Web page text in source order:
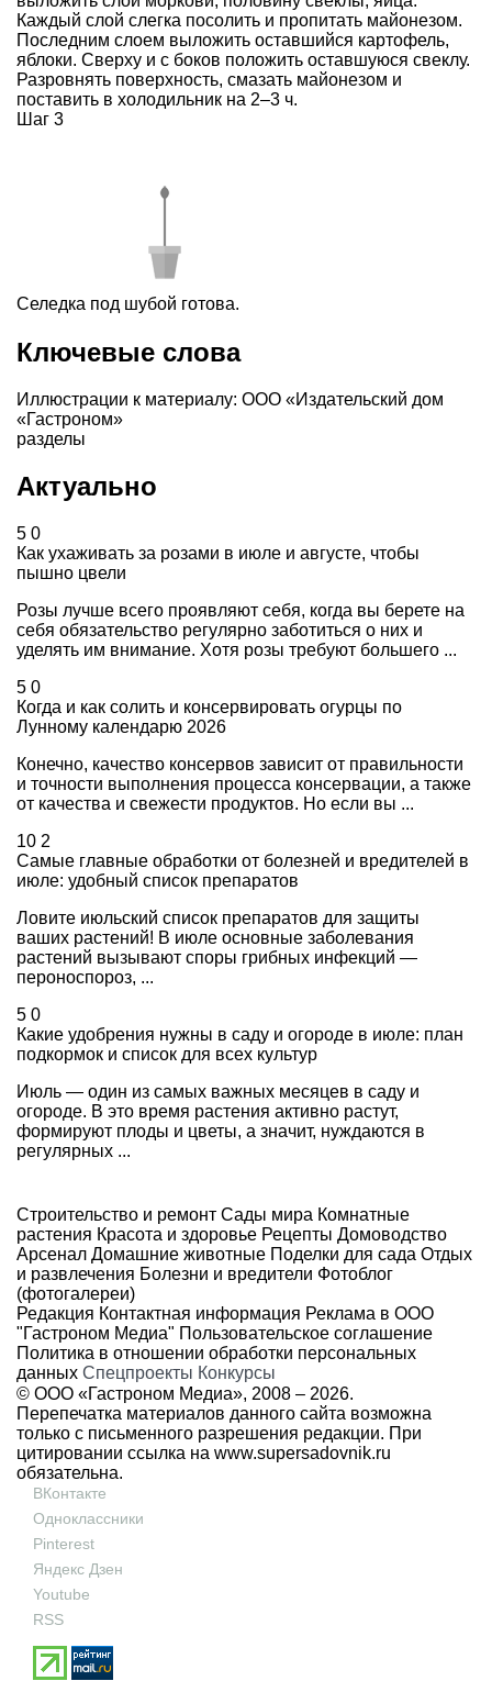
Каждый слой слегка посолить и пропитать майонезом.
Последним слоем выложить оставшийся картофель,
яблоки. Сверху и с боков положить оставшуюся свеклу.
Разровнять поверхность, смазать майонезом и
поставить в холодильник на 2–3 ч.
Шаг 3
Селедка под шубой готова.
Ключевые слова
Иллюстрации к материалу: ООО «Издательский дом
«Гастроном»
разделы
Актуально
5 0
Как ухаживать за розами в июле и августе, чтобы
пышно цвели
Розы лучше всего проявляют себя, когда вы берете на
себя обязательство регулярно заботиться о них и
уделять им внимание. Хотя розы требуют большего ...
5 0
Когда и как солить и консервировать огурцы по
Лунному календарю 2026
Конечно, качество консервов зависит от правильности
и точности выполнения процесса консервации, а также
от качества и свежести продуктов. Но если вы ...
10 2
Самые главные обработки от болезней и вредителей в
июле: удобный список препаратов
Ловите июльский список препаратов для защиты
ваших растений! В июле основные заболевания
растений вызывают споры грибных инфекций —
пероноспороз, ...
5 0
Какие удобрения нужны в саду и огороде в июле: план
подкормок и список для всех культур
Июль — один из самых важных месяцев в саду и
огороде. В это время растения активно растут,
формируют плоды и цветы, а значит, нуждаются в
регулярных ...
Строительство и ремонт Сады мира Комнатные
растения Красота и здоровье Рецепты Домоводство
Арсенал Домашние животные Поделки для сада Отдых
и развлечения Болезни и вредители Фотоблог
(фотогалереи)
Редакция Контактная информация Реклама в ООО
"Гастроном Медиа" Пользовательское соглашение
Политика в отношении обработки персональных
данных Спецпроекты Конкурсы
© ООО «Гастроном Медиа», 2008 – 2026.
Перепечатка материалов данного сайта возможна
только с письменного разрешения редакции. При
цитировании ссылка на www.supersadovnik.ru
обязательна.
ВКонтакте
Одноклассники
Pinterest
Яндекс Дзен
Youtube
RSS